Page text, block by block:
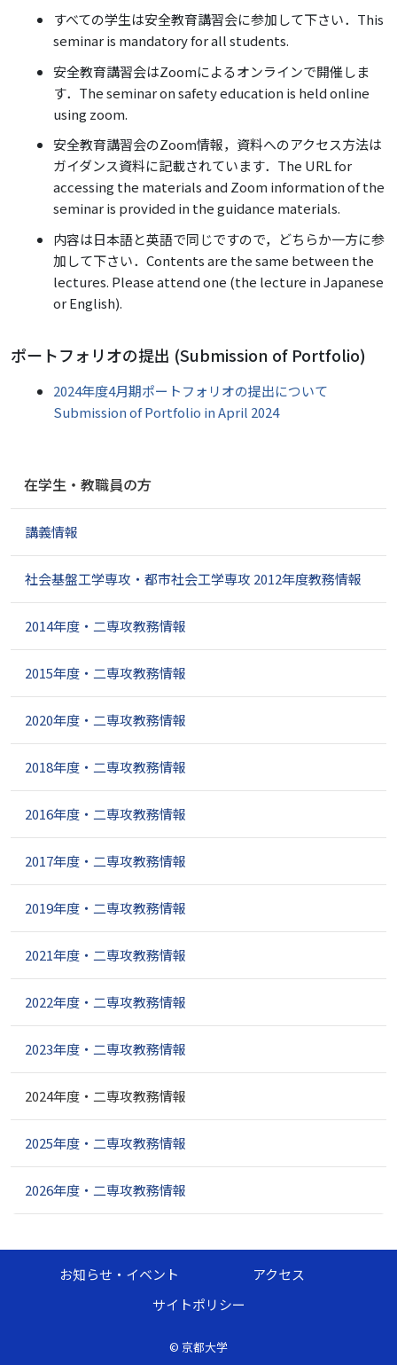
すべての学生は安全教育講習会に参加して下さい．This
seminar is mandatory for all students.
安全教育講習会はZoomによるオンラインで開催しま
す．The seminar on safety education is held online
using zoom.
安全教育講習会のZoom情報，資料へのアクセス方法は
ガイダンス資料に記載されています． The URL for
accessing the materials and Zoom information of the
seminar is provided in the guidance materials.
内容は日本語と英語で同じですので，どちらか一方に参
加して下さい．Contents are the same between the
lectures. Please attend one (the lecture in Japanese
or English).
ポートフォリオの提出 (Submission of Portfolio)
2024年度4月期ポートフォリオの提出について
Submission of Portfolio in April 2024
ゲ
シ
ン
在学生・教職員の方
講義情報
社会基盤工学専攻・都市社会工学専攻 2012年度教務情報
2014年度・二専攻教務情報
2015年度・二専攻教務情報
2020年度・二専攻教務情報
2018年度・二専攻教務情報
2016年度・二専攻教務情報
2017年度・二専攻教務情報
2019年度・二専攻教務情報
2021年度・二専攻教務情報
2022年度・二専攻教務情報
2023年度・二専攻教務情報
2024年度・二専攻教務情報
2025年度・二専攻教務情報
2026年度・二専攻教務情報
© 京都大学
お知らせ・イベント
アクセス
サイトポリシー